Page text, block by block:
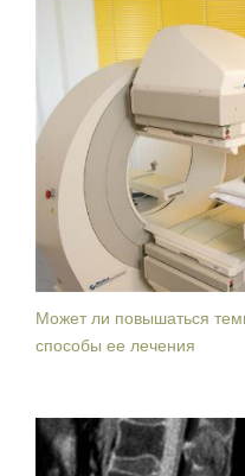
Может ли повышаться
способы ее лечения